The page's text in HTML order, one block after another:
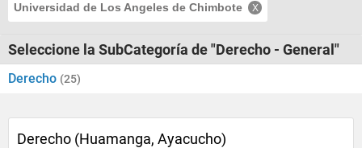
Universidad de Los Angeles de Chimbote
Seleccione la SubCategoría de "Derecho - General"
Derecho (25)
Derecho (Huamanga, Ayacucho)